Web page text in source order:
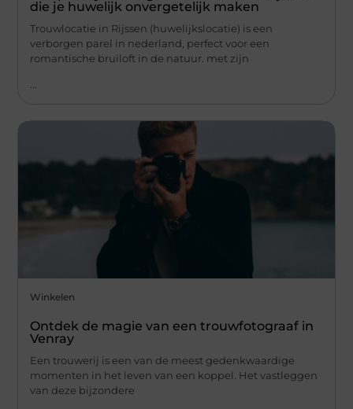
die je huwelijk onvergetelijk maken
Trouwlocatie in Rijssen (huwelijkslocatie) is een
verborgen parel in nederland, perfect voor een
romantische bruiloft in de natuur. met zijn
Winkelen
Ontdek de magie van een trouwfotograaf in
Venray
Een trouwerij is een van de meest gedenkwaardige
momenten in het leven van een koppel. Het vastleggen
van deze bijzondere